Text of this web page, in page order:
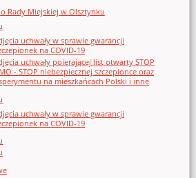
Rady Miejskiej w Olsztynku
uchwały w sprawie gwarancji
na COVID-19
uchwały poierającej list otwarty STOP
- STOP niebezpiecznej szczepionce oraz
na mieszkańcach Polski i inne
uchwały w sprawie gwarancji
na COVID-19